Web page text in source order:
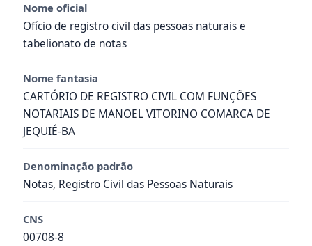
Nome oficial
Ofício de registro civil das pessoas naturais e
tabelionato de notas
Nome fantasia
CARTÓRIO DE REGISTRO CIVIL COM FUNÇÕES
NOTARIAIS DE MANOEL VITORINO COMARCA DE
JEQUIÉ-BA
Denominação padrão
Notas, Registro Civil das Pessoas Naturais
CNS
00708-8